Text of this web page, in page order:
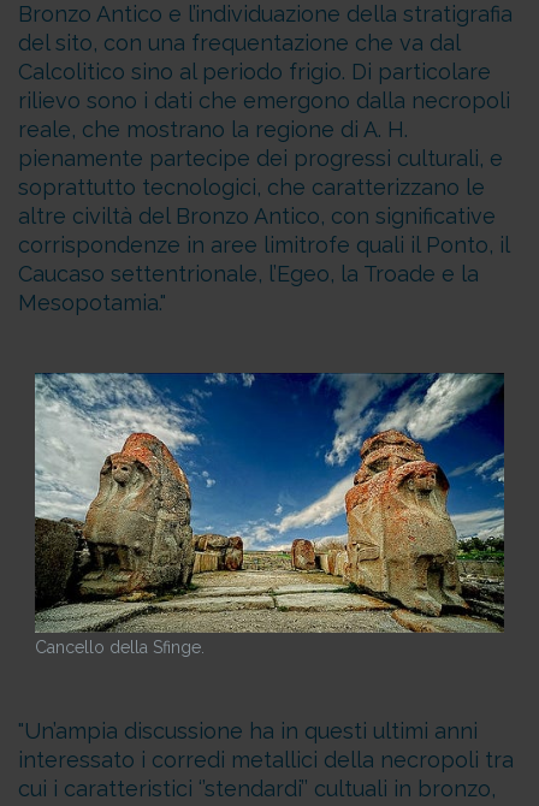
Bronzo Antico e l’individuazione della stratigrafia
del sito, con una frequentazione che va dal
Calcolitico sino al periodo frigio. Di particolare
rilievo sono i dati che emergono dalla necropoli
reale, che mostrano la regione di A. H.
pienamente partecipe dei progressi culturali, e
soprattutto tecnologici, che caratterizzano le
altre civiltà del Bronzo Antico, con significative
corrispondenze in aree limitrofe quali il Ponto, il
Caucaso settentrionale, l’Egeo, la Troade e la
Mesopotamia.
Cancello della Sfinge.
Un’ampia discussione ha in questi ultimi anni
interessato i corredi metallici della necropoli tra
cui i caratteristici ‘’stendardi’’ cultuali in bronzo,